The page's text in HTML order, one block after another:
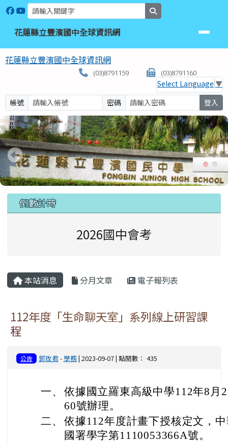
跳至主內容區
花蓮縣立豐濱國中全球資訊網
花蓮縣立豐濱國中全球資訊網
花蓮縣立豐濱國中全球資訊網
(03)8791159 (03)8791160
Select Language ▼
帳號
密碼 登入
上中區域內容
倒數計時
2026國中會考
主內容區域
本站消息 分月文章 電子報列表
112年度「生命聊天室」系列線上研習課
程
公告 郭玫君-學務| 2023-09-07 | 點閱數： 435
一、 依據國立羅東高級中學112年8月
60號辦理。
二、 依據112年度計畫下授核定文，
國署學字第1110053366A號。
頁尾區域